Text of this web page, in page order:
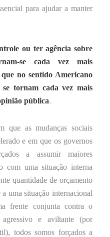
para ajudar a manter
ou ter agência sobre
se cada vez mais
no sentido Americano
tornam cada vez mais
pública.
que as mudanças sociais
e em que os governos
a assumir maiores
com uma situação interna
quantidade de orçamento
uma situação internacional
frente conjunta contra o
agressivo e aviltante (por
todos somos forçados a